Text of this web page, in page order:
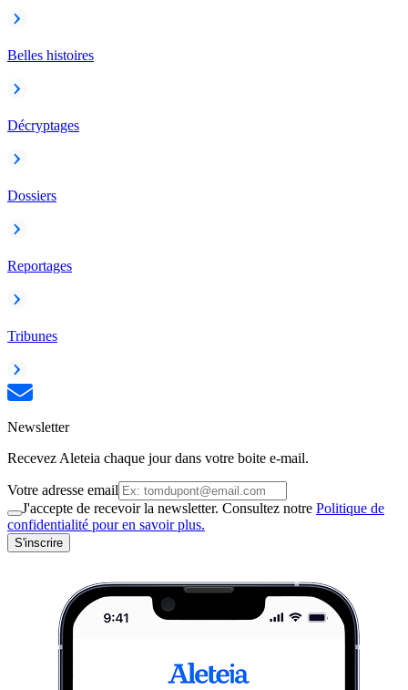
Belles histoires
Décryptages
Dossiers
Reportages
Tribunes
Newsletter
Recevez Aleteia chaque jour dans votre boite e-mail.
Votre adresse email
J'accepte de recevoir la newsletter. Consultez notre Politique de
confidentialité pour en savoir plus.
S'inscrire